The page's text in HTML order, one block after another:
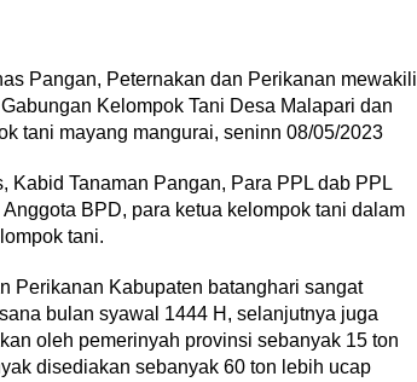
Pangan, Peternakan dan Perikanan mewakili
Kelompok Tani Desa Malapari dan
tani mayang mangurai, seninn 08/05/2023
Kabid Tanaman Pangan, Para PPL dab PPL
BPD, para ketua kelompok tani dalam
tani.
Perikanan Kabupaten batanghari sangat
bulan syawal 1444 H, selanjutnya juga
oleh pemerinyah provinsi sebanyak 15 ton
disediakan sebanyak 60 ton lebih ucap